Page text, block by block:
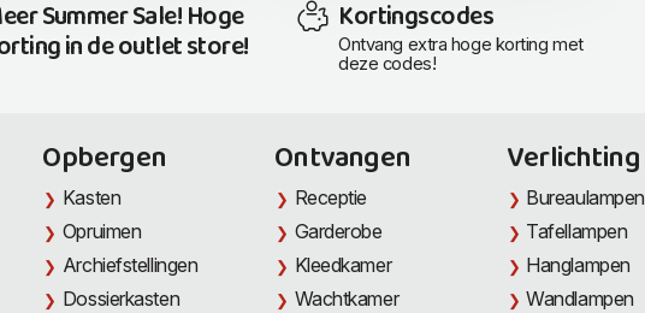
Summer Sale! Hoge
in de outlet store!
Kortingscodes
Ontvang extra hoge korting met
deze codes!
Opbergen
Kasten
Opruimen
Archiefstellingen
Dossierkasten
Ontvangen
Receptie
Garderobe
Kleedkamer
Wachtkamer
Verlichting
Bureaulampen
Tafellampen
Hanglampen
Wandlampen